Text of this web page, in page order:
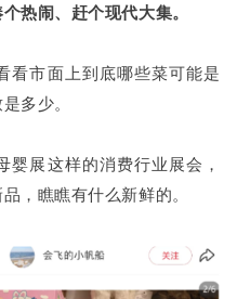
热闹、赶个现代大集。
看市面上到底哪些菜可能是
多少。
展这样的消费行业展会，
，瞧瞧有什么新鲜的。